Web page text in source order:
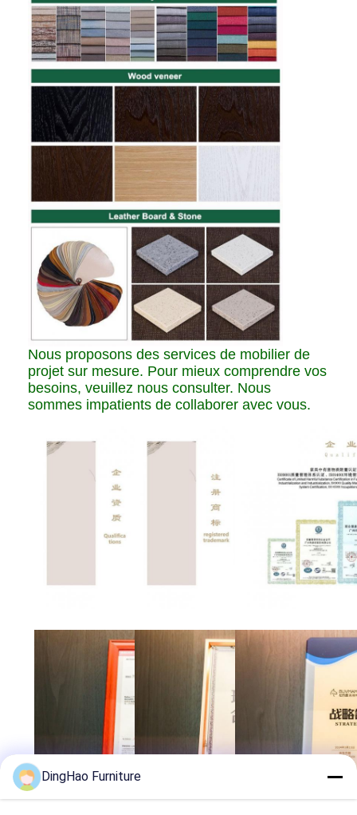
Nous proposons des services de mobilier de
projet sur mesure. Pour mieux comprendre vos
besoins, veuillez nous consulter. Nous
sommes impatients de collaborer avec vous.
DingHao Furniture